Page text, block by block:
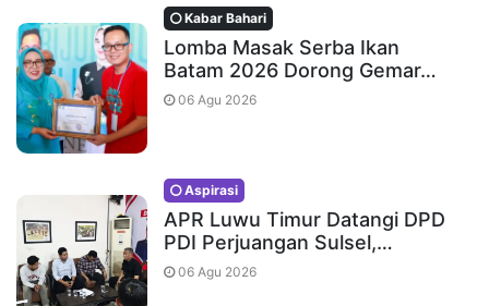
Kabar Bahari
Lomba Masak Serba Ikan
Batam 2026 Dorong Gemar…
06 Agu 2026
Aspirasi
APR Luwu Timur Datangi DPD
PDI Perjuangan Sulsel,…
06 Agu 2026